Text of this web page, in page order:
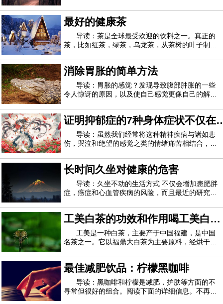
容。水氧活肤的原理水氧治疗仪利用高压氧气和水
以小于80微米的分子颗粒形成的喷雾流作用于皮
肤，活性水分子和纯氧迅速进入皮肤深层，使皮
最好的健康茶
导读：茶是全球最受欢迎的饮料之一。真正的
茶，比如红茶，绿茶，乌龙茶，从茶树的叶子制成
茶和凉茶都富含促进健康的植物化学物质，并且不
含卡路里，因此请毫不犹豫地冲泡一杯。红茶为了
制作红茶，茶树的叶子会被擦伤并使其枯萎
消除胃胀的简单方法
导读：胃胀的感觉？发现导致腹部肿胀的一些
令人惊讶的原因，以及使自己感觉更像自己的解决
后者。您正在正确地锻炼和饮食，那么腹胀怎么
了？有时罪魁祸首很明显（你好，荷尔蒙和昨晚的
墨西哥卷饼！），但其他时候则是你的健康习惯
证明抑郁症的7种身体症状不仅在
您的脑海中
导读：虽然我们经常将这种精神疾病与诸如悲
伤，哭泣和绝望的感觉之类的情绪痛苦相结合，研
痛。尽管我们并不经常将抑郁症视为身体上的痛
苦，但某些文化确实如此，尤其是那些公开谈论心
理健康的“禁忌”文化。例如，在中国和韩国文
长时间久坐对健康的危害
导读：久坐不动的生活方式 不仅会增加患肥胖
症，癌症和心血管疾病的风险，而且最近的研究表
是“坐骨病”？这是大众媒体上使用的标签，用于描
述因坐太久而造成的有害影响。研究表明，每次坐
下至少30分钟而没有站起来或进行其他体
工美白茶的功效和作用喝工美白茶
的好处
工美是一种白茶，主要产于中国福建，是中国
名茶之一。它以福鼎大白茶为主要原料，经烘干、
诱人，汤色清亮，营养价值高。喝了之后，人们可
以用美容养颜，还可以消炎杀菌。以下是工美白茶
功效的详细介绍，大家可以重点关注。贡眉白
最佳减肥饮品：柠檬黑咖啡
导读：黑咖啡和柠檬是减肥，护肤等方面的不
寻常但很好的组合。阅读下面的详细信息。不再需